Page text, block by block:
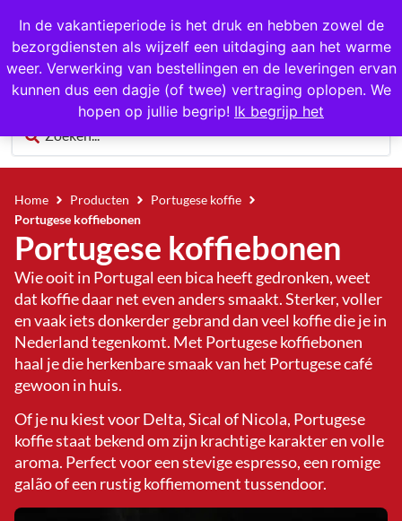
In de vakantieperiode is het druk en hebben zowel de
bezorgdiensten als wijzelf een uitdaging aan het warme
weer. Verwerking van bestellingen en de leveringen ervan
kunnen dus een dagje (of twee) vertraging oplopen. We
hopen op jullie begrip! Ik begrijp het
1000+ producten op voorraad
0
Home Producten
Portugese koffie
Portugese koffiebonen
Portugese koffiebonen
Wie ooit in Portugal een bica heeft gedronken, weet
dat koffie daar net even anders smaakt. Sterker, voller
en vaak iets donkerder gebrand dan veel koffie die je in
Nederland tegenkomt. Met Portugese koffiebonen
haal je die herkenbare smaak van het Portugese café
gewoon in huis.
Of je nu kiest voor Delta, Sical of Nicola, Portugese
koffie staat bekend om zijn krachtige karakter en volle
aroma. Perfect voor een stevige espresso, een romige
galão of een rustig koffiemoment tussendoor.